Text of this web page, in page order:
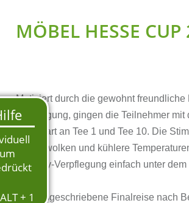
MÖBEL HESSE CUP
Motiviert durch die gewohnt
Verpflegung, gingen die Teilnehmer
zum Start an Tee 1 und Tee 10. Die
Regenwolken und kühlere
Halfway-Verpflegung einfach unter
Die ausgeschriebene Finalreise nach